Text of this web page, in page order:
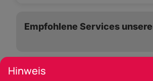
Empfohlene Services
Objekt Beschreibung
Hinweis